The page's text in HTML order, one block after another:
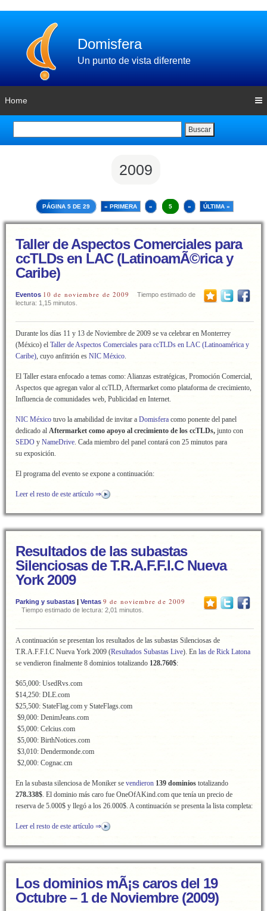
Domisfera
Un punto de vista diferente
Home
Buscar
2009
PÁGINA 5 DE 29 « PRIMERA « 5 » ÚLTIMA »
Taller de Aspectos Comerciales para
ccTLDs en LAC (LatinoamÃ©rica y
Caribe)
Eventos 10 de noviembre de 2009
Tiempo estimado de
lectura: 1,15 minutos.
Durante los días 11 y 13 de Noviembre de 2009 se va celebrar en Monterrey
(México) el Taller de Aspectos Comerciales para ccTLDs en LAC (Latinoamérica y
Caribe), cuyo anfitrión es NIC México.
El Taller estara enfocado a temas como: Alianzas estratégicas, Promoción Comercial,
Aspectos que agregan valor al ccTLD, Aftermarket como plataforma de crecimiento,
Influencia de comunidades web, Publicidad en Internet.
NIC México tuvo la amabilidad de invitar a Domisfera como ponente del panel
dedicado al Aftermarket como apoyo al crecimiento de los ccTLDs, junto con
SEDO y NameDrive. Cada miembro del panel contará con 25 minutos para
su exposición.
El programa del evento se expone a continuación:
Leer el resto de este artículo ⇒
Resultados de las subastas
Silenciosas de T.R.A.F.F.I.C Nueva
York 2009
Parking y subastas | Ventas 9 de noviembre de 2009
Tiempo estimado de lectura: 2,01 minutos.
A continuación se presentan los resultados de las subastas Silenciosas de
T.R.A.F.F.I.C Nueva York 2009 (Resultados Subastas Live). En las de Rick Latona
se vendieron finalmente 8 dominios totalizando 128.760$:
$65,000: UsedRvs.com
$14,250: DLE.com
$25,500: StateFlag.com y StateFlags.com
$9,000: DenimJeans.com
$5,000: Celcius.com
$5,000: BirthNotices.com
$3,010: Dendermonde.com
$2,000: Cognac.cm
En la subasta silenciosa de Moniker se vendieron 139 dominios totalizando
278.338$. El dominio más caro fue OneOfAKind.com que tenía un precio de
reserva de 5.000$ y llegó a los 26.000$. A continuación se presenta la lista completa:
Leer el resto de este artículo ⇒
Los dominios mÃ¡s caros del 19
Octubre – 1 de Noviembre (2009)